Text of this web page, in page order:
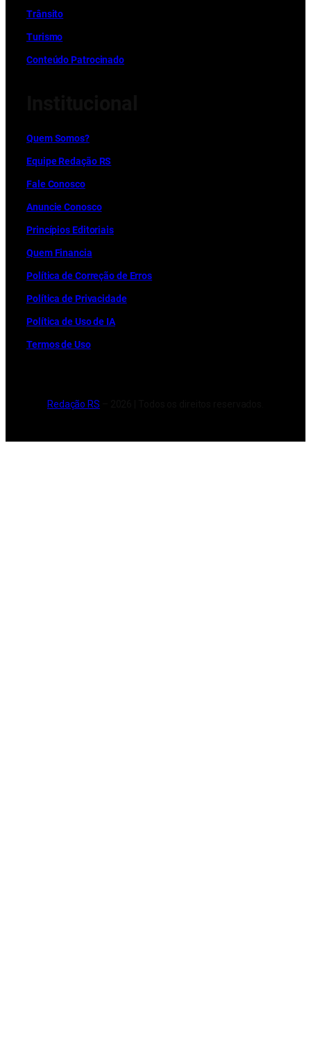
Trânsito
Turismo
Conteúdo Patrocinado
Quem Somos?
Equipe Redação RS
Fale Conosco
Anuncie Conosco
Princípios Editoriais
Quem Financia
Política de Correção de Erros
Política de Privacidade
Política de Uso de IA
Termos de Uso
Redação RS